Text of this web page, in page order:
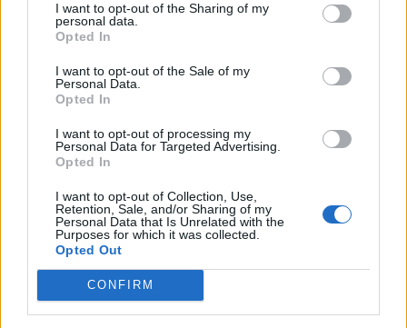
I want to opt-out of the Sharing of my
personal data.
Opted In
I want to opt-out of the Sale of my
Personal Data.
Opted In
I want to opt-out of processing my
Personal Data for Targeted Advertising.
Opted In
I want to opt-out of Collection, Use,
Retention, Sale, and/or Sharing of my
Personal Data that Is Unrelated with the
Purposes for which it was collected.
Opted Out
CONFIRM
Ny tøffing fra Brig til
Båter i sjøen